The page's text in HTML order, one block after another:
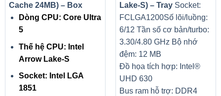
Cache 24MB) – Box
Dòng CPU: Core Ultra
5
Thế hệ CPU: Intel
Arrow Lake-S
Socket: Intel LGA
1851
Lake-S) – Tray Socket:
FCLGA1200Số lõi/luồng:
6/12 Tần số cơ bản/turbo:
3.30/4.80 GHz Bộ nhớ
đệm: 12 MB
Đồ họa tích hợp: Intel®
UHD 630
Bus ram hỗ trợ: DDR4